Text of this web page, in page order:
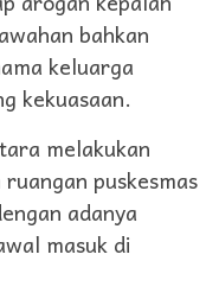
bahkan
keluarga
kekuasaan.
melakukan
puskesmas
adanya
masuk di